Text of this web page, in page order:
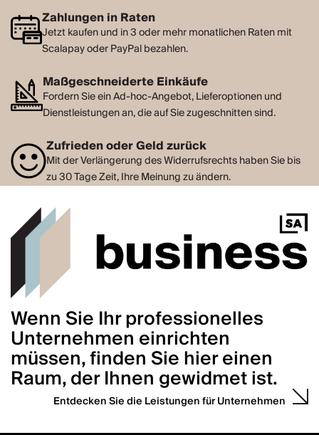
Zahlungen in Raten
Jetzt kaufen und in 3 oder mehr monatlichen Raten mit
Scalapay oder PayPal bezahlen.
Maßgeschneiderte Einkäufe
Fordern Sie ein Ad-hoc-Angebot, Lieferoptionen und
Dienstleistungen an, die auf Sie zugeschnitten sind.
Zufrieden oder Geld zurück
Mit der Verlängerung des Widerrufsrechts haben Sie bis
zu 30 Tage Zeit, Ihre Meinung zu ändern.
Wenn Sie Ihr professionelles
Unternehmen einrichten
müssen, finden Sie hier einen
Raum, der Ihnen gewidmet ist.
Entdecken Sie die Leistungen für Unternehmen